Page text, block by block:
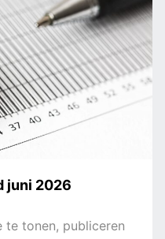
werken
juni 2026
te tonen, publiceren